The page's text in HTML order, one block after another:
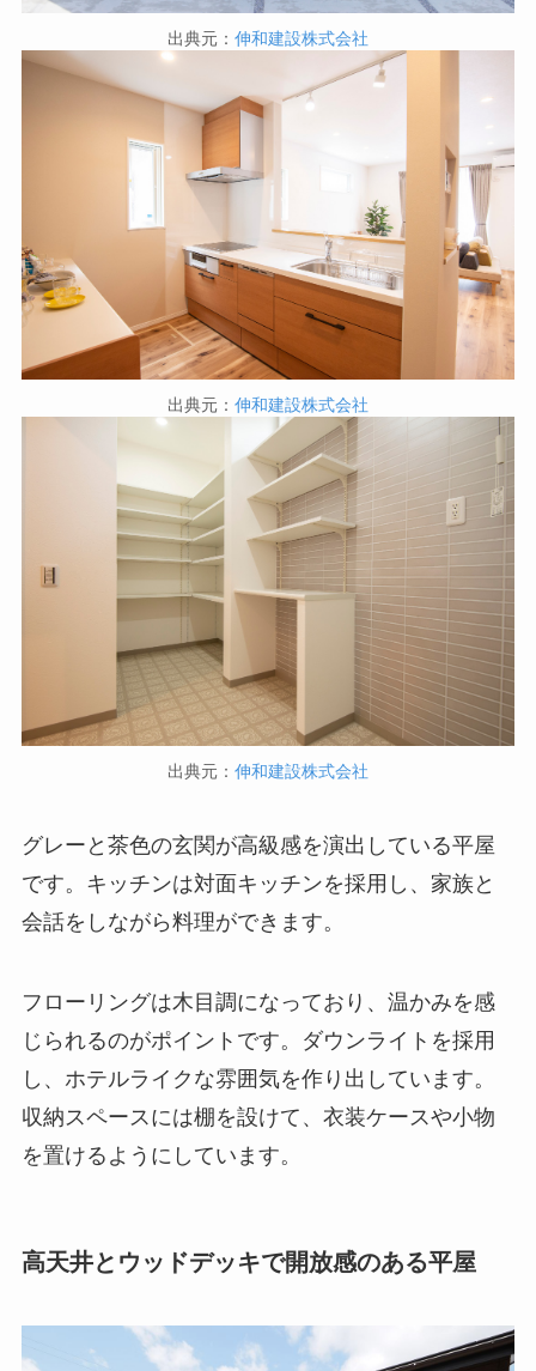
出典元： 伸和建設株式会社
出典元： 伸和建設株式会社
出典元： 伸和建設株式会社
グレーと茶色の玄関が高級感を演出している平屋
です。キッチンは対面キッチンを採用し、家族と
会話をしながら料理ができます。
フローリングは木目調になっており、温かみを感
じられるのがポイントです。ダウンライトを採用
し、ホテルライクな雰囲気を作り出しています。
収納スペースには棚を設けて、衣装ケースや小物
を置けるようにしています。
高天井とウッドデッキで開放感のある平屋